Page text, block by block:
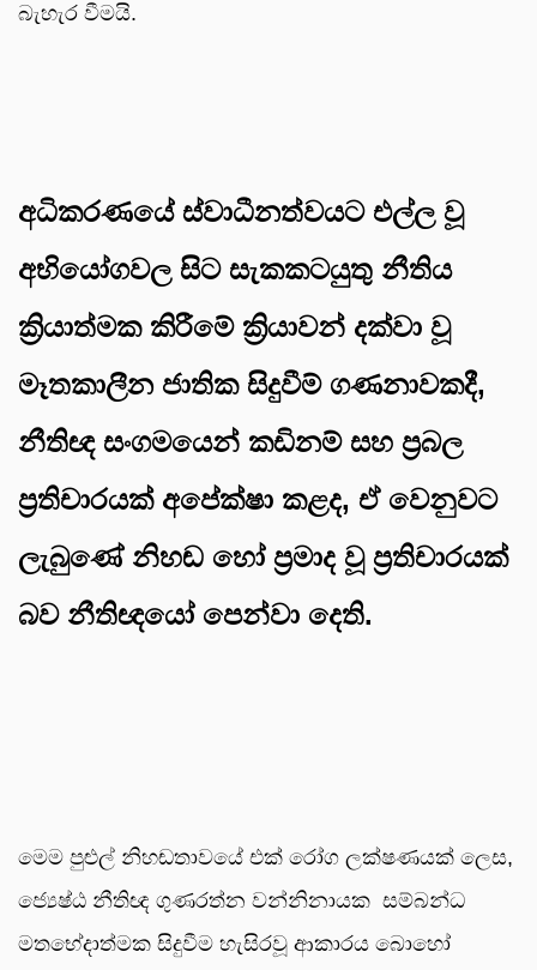
බැහැර වීමයි.
අධිකරණයේ ස්වාධීනත්වයට එල්ල වූ
අභියෝගවල සිට සැකකටයුතු නීතිය
ක්‍රියාත්මක කිරීමේ ක්‍රියාවන් දක්වා වූ
මෑතකාලීන ජාතික සිදුවීම් ගණනාවකදී,
නීතිඥ සංගමයෙන් කඩිනම් සහ ප්‍රබල
ප්‍රතිචාරයක් අපේක්ෂා කළද, ඒ වෙනුවට
ලැබුණේ නිහඬ හෝ ප්‍රමාද වූ ප්‍රතිචාරයක්
බව නීතිඥයෝ පෙන්වා දෙති.
මෙම පුළුල් නිහඬතාවයේ එක් රෝග ලක්ෂණයක් ලෙස,
ජ්‍යෙෂ්ඨ නීතිඥ ගුණරත්න වන්නිනායක සම්බන්ධ
මතභේදාත්මක සිදුවීම හැසිරවූ ආකාරය බොහෝ